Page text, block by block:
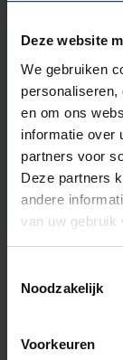
Deze website
We gebruiken
en om ons
informatie over
partners voor
Deze partners
andere
van uw gebruik
Noodzakelijk
Voorkeuren
Algemene